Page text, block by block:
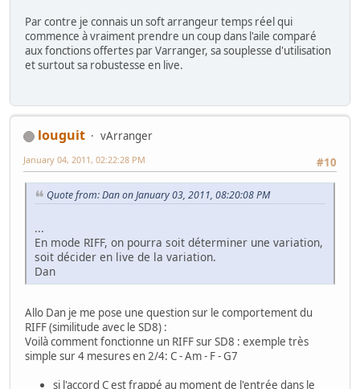
Par contre je connais un soft arrangeur temps réel qui
commence à vraiment prendre un coup dans l'aile comparé
aux fonctions offertes par Varranger, sa souplesse d'utilisation
et surtout sa robustesse en live.
louguit
vArranger
#10
January 04, 2011, 02:22:28 PM
Quote from: Dan on January 03, 2011, 08:20:08 PM
...
En mode RIFF, on pourra soit déterminer une variation,
soit décider en live de la variation.
Dan
Allo Dan je me pose une question sur le comportement du
RIFF (similitude avec le SD8) :
Voilà comment fonctionne un RIFF sur SD8 : exemple très
simple sur 4 mesures en 2/4: C - Am - F - G7
si l'accord C est frappé au moment de l'entrée dans le